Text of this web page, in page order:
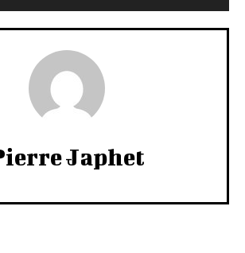
Japhet